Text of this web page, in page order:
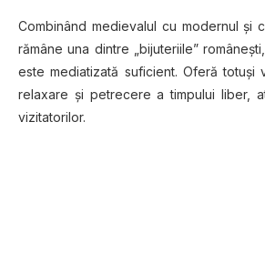
Combinând medievalul cu modernul şi
rămâne una dintre „bijuteriile”
este mediatizată suficient. Oferă totuşi
relaxare şi petrecere a timpului liber,
vizitatorilor.